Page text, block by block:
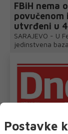
FBiH nema
povučenom
utvrđeni u
SARAJEVO - U
jedinstvena
Postavke